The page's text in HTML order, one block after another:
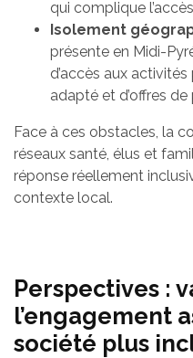
qui complique
Isolement
présente en Midi-
d’accès aux
adapté et d’offres de
Face à ces obstacles, la
réseaux santé, élus et
réponse réellement
contexte local.
Perspectives :
l’engagement
société plus